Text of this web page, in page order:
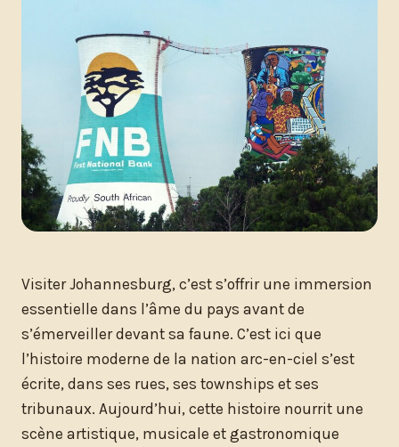
Visiter Johannesburg, c’est s’offrir une immersion
essentielle dans l’âme du pays avant de
s’émerveiller devant sa faune. C’est ici que
l’histoire moderne de la nation arc-en-ciel s’est
écrite, dans ses rues, ses townships et ses
tribunaux. Aujourd’hui, cette histoire nourrit une
scène artistique, musicale et gastronomique